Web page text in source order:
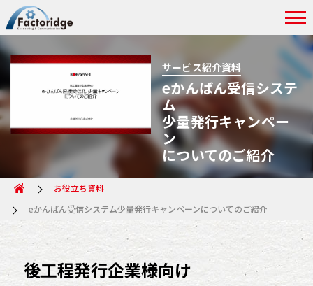
サービス紹介資料
eかんばん受信システ
ム
少量発行キャンペー
ン
についてのご紹介
お役立ち資料
eかんばん受信システム少量発行キャンペーンについてのご紹介
後工程発行企業様向け